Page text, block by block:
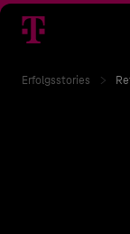
Erfolgsstories